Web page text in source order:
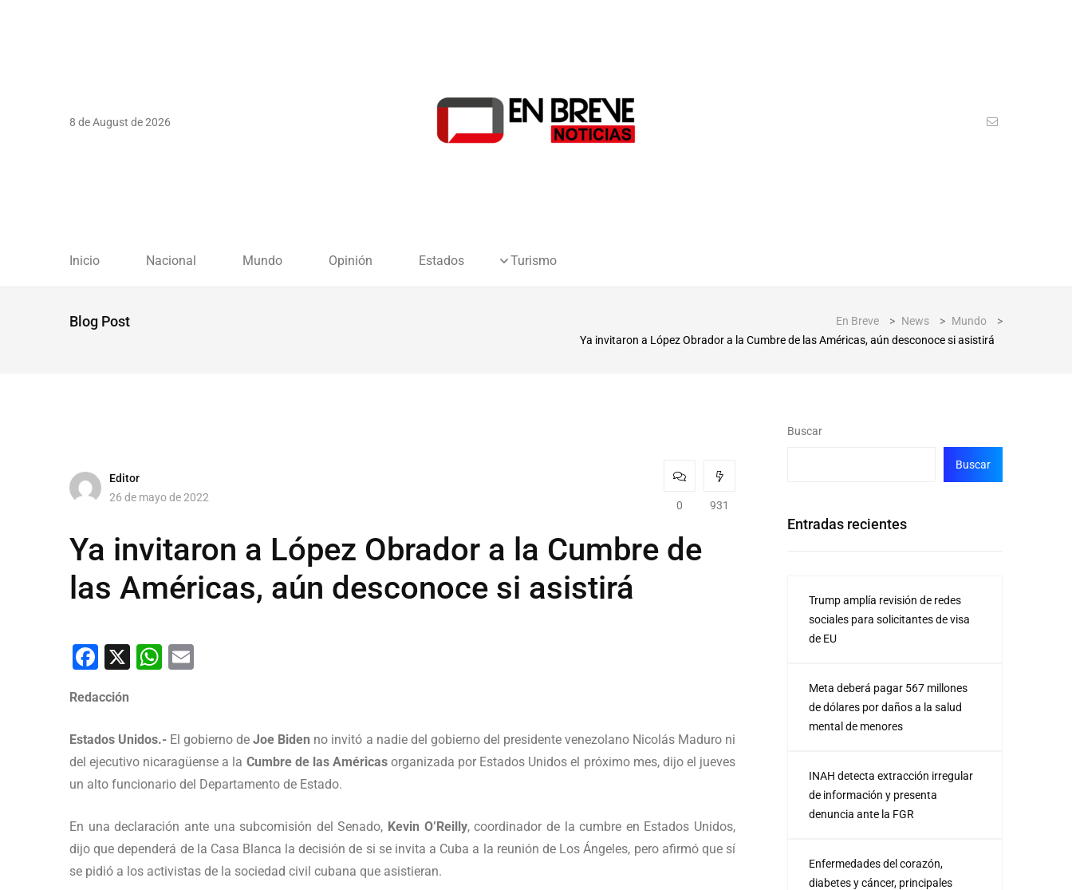
8 de August de 2026
Inicio Nacional Mundo Opinión Estados Turismo
Blog Post En Breve > News > Mundo
>
Ya invitaron a López Obrador a la Cumbre de las Américas, aún desconoce si asistirá
Editor
26 de mayo de 2022
0 931
Ya invitaron a López Obrador a la Cumbre de
las Américas, aún desconoce si asistirá
Facebook
X WhatsApp
Redacción
Estados Unidos.- El gobierno deJoe Biden no invitó a nadie del gobierno del presidente venezolano Nicolás Maduro ni
del ejecutivo nicaragüense a la Cumbre de las Américasorganizada por Estados Unidos el próximo mes, dijo el jueves
un alto funcionario del Departamento de Estado.
En una declaración ante una subcomisión del Senado, Kevin O’Reilly, coordinador de la cumbre en Estados Unidos,
dijo que dependerá de la Casa Blanca la decisión de si se invita a Cuba a la reunión de Los Ángeles, pero afirmó que sí
se pidió a los activistas de la sociedad civil cubana que asistieran.
Buscar
Buscar
Entradas recientes
Trump amplía revisión de redes
sociales para solicitantes de visa
de EU
Meta deberá pagar 567 millones
de dólares por daños a la salud
mental de menores
INAH detecta extracción irregular
de información y presenta
denuncia ante la FGR
Enfermedades del corazón,
diabetes y cáncer, principales